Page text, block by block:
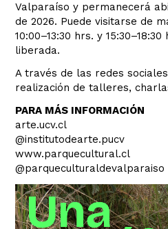
Valparaíso y permanecerá
de 2026. Puede visitarse de
10:00–13:30 hrs. y
liberada.
A través de las redes
realización de talleres,
PARA MÁS INFORMACIÓN
arte.ucv.cl
@institutodearte.pucv
www.parquecultural.cl
@parqueculturaldevalparaiso